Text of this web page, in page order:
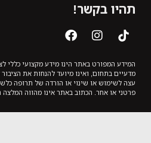
תהיו בקשר!
המידע המפורט באתר הינו מידע מקצועי
מדעיים בתחום, ואינו מיועד להנחות את
עצה לשימוש או שינוי או הורדה של תרופה
פרטני או אחר. הכתוב באתר אינו מהווה המלצה